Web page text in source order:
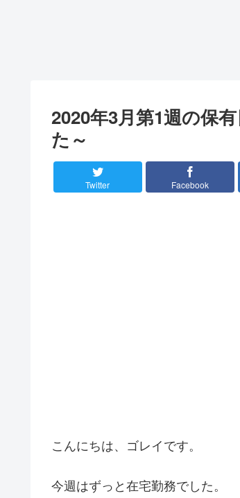
2020年3月第1週の保
た～
Twitter Facebook
こんにちは、ゴレイです。
今週はずっと在宅勤務でした。